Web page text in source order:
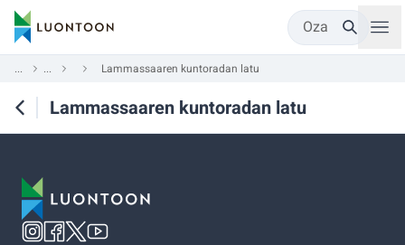
Oza
... ... Lammassaaren kuntoradan latu
Lammassaaren kuntoradan latu